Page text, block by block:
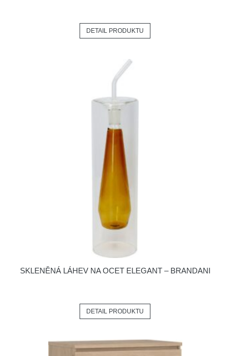
DETAIL PRODUKTU
SKLENĚNÁ LÁHEV NA OCET ELEGANT – BRANDANI
DETAIL PRODUKTU